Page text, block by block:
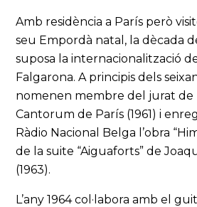
Amb residència a París però
seu Empordà natal, la dècada
suposa la internacionalització
Falgarona. A principis dels
nomenen membre del jurat de
Cantorum de París (1961) i
Ràdio Nacional Belga l’obra
de la suite “Aiguaforts” de
(1963).
L’any 1964 col·labora amb el